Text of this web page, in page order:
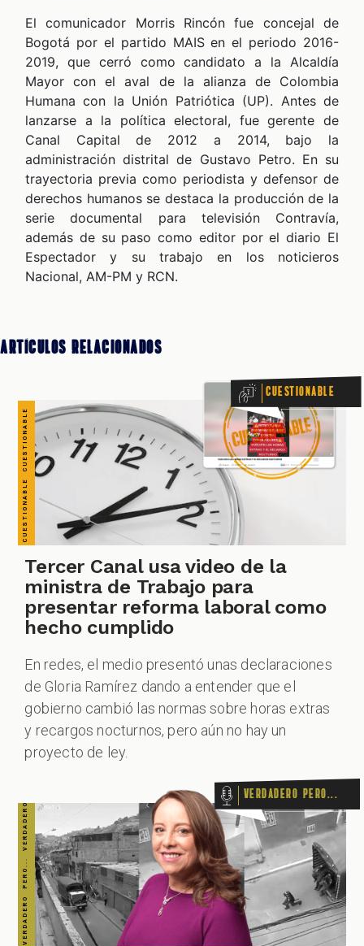
El comunicador Morris Rincón fue concejal de
Bogotá por el partido MAIS en el periodo 2016-
2019, que cerró como candidato a la Alcaldía
Mayor con el aval de la alianza de Colombia
Humana con la Unión Patriótica (UP). Antes de
lanzarse a la política electoral, fue gerente de
Canal Capital de 2012 a 2014, bajo la
administración distrital de Gustavo Petro. En su
trayectoria previa como periodista y defensor de
derechos humanos se destaca la producción de la
serie documental para televisión Contravía,
además de su paso como editor por el diario El
Espectador y su trabajo en los noticieros
Nacional, AM-PM y RCN.
Artículos Relacionados
CUESTIONABLE CUESTIONABLE CUESTIONABLE CUESTIONABLE CUESTIONABLE CUESTIONABLE CUESTIONABLE Cuestionable
Tercer Canal usa video de la
ministra de Trabajo para
presentar reforma laboral como
hecho cumplido
En redes, el medio presentó unas declaraciones
de Gloria Ramírez dando a entender que el
gobierno cambió las normas sobre horas extras
y recargos nocturnos, pero aún no hay un
proyecto de ley.
VERDADERO PERO... VERDADERO PERO... VERDADERO PERO... VERDADERO PERO... VERDADERO PERO... VERDADERO PERO... VERDADERO PERO... Verdadero pero...